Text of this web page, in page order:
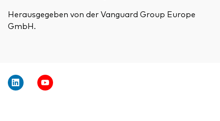
Herausgegeben von der Vanguard Group Europe
GmbH.